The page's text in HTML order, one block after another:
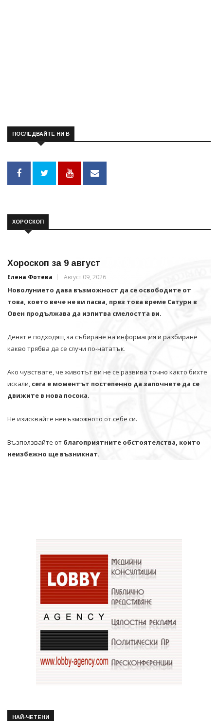
ПОСЛЕДВАЙТЕ НИ В
ХОРОСКОП
Хороскоп за 9 август
Елена Фотева Август 09, 2026
Новолунието дава възможност да се освободите от
това, което вече не ви пасва, през това време Сатурн в
Овен продължава да изпитва смелостта ви.
Денят е подходящ за събиране на информация и разбиране
какво трябва да се случи по-нататък.
Ако чувствате, че животът ви не се развива точно както бихте
искали, сега е моментът постепенно да започнете да се
движите в нова посока.
Не изисквайте невъзможното от себе си.
Възползвайте от благоприятните обстоятелства, които
неизбежно ще възникнат.
НАЙ-ЧЕТЕНИ